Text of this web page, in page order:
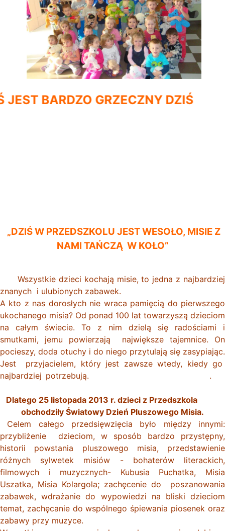
BARDZO GRZECZNY DZIŚ
„DZIŚ W PRZEDSZKOLU JEST WESOŁO, MISIE Z
NAMI TAŃCZĄ W KOŁO”
Wszystkie dzieci kochają misie, to jedna z najbardziej
znanych i ulubionych zabawek.
A kto z nas dorosłych nie wraca pamięcią do pierwszego
ukochanego misia? Od ponad 100 lat towarzyszą dzieciom
na całym świecie. To z nim dzielą się radościami i
smutkami, jemu powierzają największe tajemnice. On
pocieszy, doda otuchy i do niego przytulają się zasypiając.
Jest przyjacielem, który jest zawsze wtedy, kiedy go
najbardziej potrzebują. .
Dlatego 25 listopada 2013 r. dzieci z Przedszkola
obchodziły Światowy Dzień Pluszowego Misia.
Celem całego przedsięwzięcia było między innymi:
przybliżenie dzieciom, w sposób bardzo przystępny,
historii powstania pluszowego misia, przedstawienie
różnych sylwetek misiów - bohaterów literackich,
filmowych i muzycznych- Kubusia Puchatka, Misia
Uszatka, Misia Kolargola; zachęcenie do poszanowania
zabawek, wdrażanie do wypowiedzi na bliski dzieciom
temat, zachęcanie do wspólnego śpiewania piosenek oraz
zabawy przy muzyce.